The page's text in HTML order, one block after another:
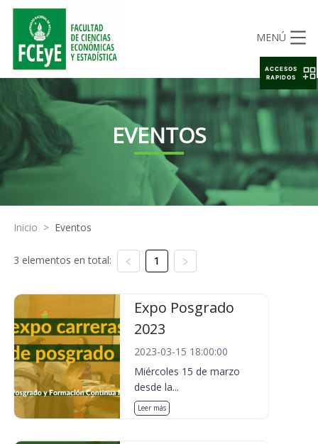
MENÚ
EVENTOS
Inicio > Eventos
3 elementos en total: 1
Expo Posgrado
2023
2023-03-15 18:00:00
Miércoles 15 de marzo
desde la...
Leer más
ACCESOS
RAPIDOS